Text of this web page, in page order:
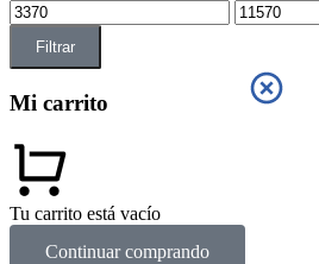
Filtrar
Mi carrito
Tu carrito está vacío
Continuar comprando